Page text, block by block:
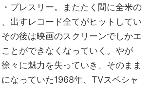
プレスリー。またたく間に全米の
出すレコード全てがヒットしてい
の後は映画のスクリーンでしかエ
とができなくなっていく。やが
々に魅力を失っていき、そのまま
なっていた1968年、TVスペシャ